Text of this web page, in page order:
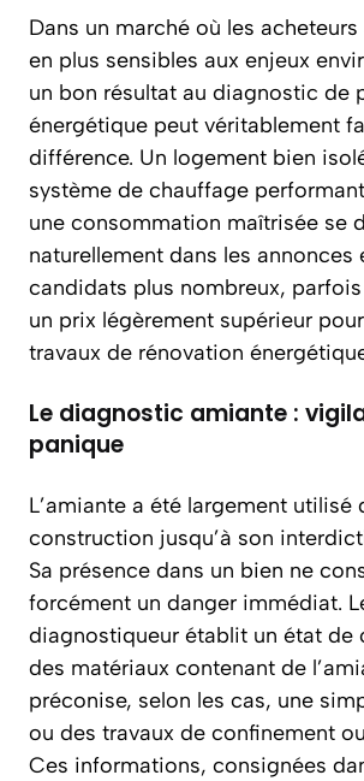
Dans un marché où les
en plus sensibles aux enjeux
un bon résultat au diagnostic de
énergétique peut véritablement
différence. Un logement bien
système de chauffage
une consommation maîtrisée se
naturellement dans les annonces
candidats plus nombreux,
un prix légèrement supérieur
travaux de rénovation
Le diagnostic amiante :
panique
L’amiante a été largement utilisé
construction jusqu’à son
Sa présence dans un bien ne
forcément un danger immédiat.
diagnostiqueur établit un état de
des matériaux contenant de
préconise, selon les cas, une
ou des travaux de confinement
Ces informations, consignées